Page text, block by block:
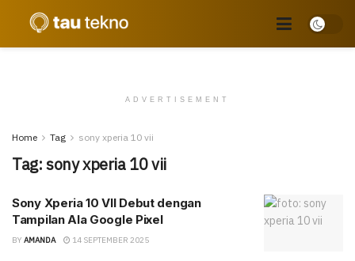
ADVERTISEMENT
Home Tag sony xperia 10 vii
Tag:sony xperia 10 vii
Sony Xperia 10 VII Debut dengan
Tampilan Ala Google Pixel
BY AMANDA 14 SEPTEMBER 2025